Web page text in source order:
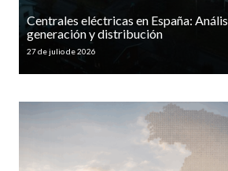
Centrales eléctricas en España:
generación y distribución
27 de julio de 2026